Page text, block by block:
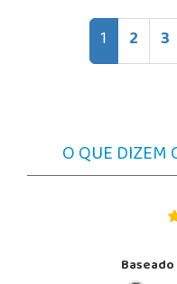
1 2 3
O QUE DIZEM